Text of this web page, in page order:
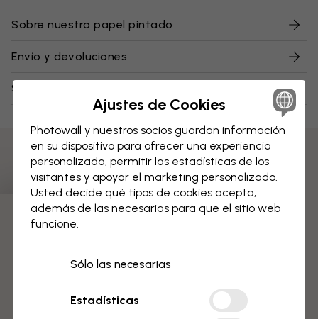
Sobre nuestro papel pintado
Envío y devoluciones
Sobre nuestras muestras
Ajustes de Cookies
Photowall y nuestros socios guardan información
en su dispositivo para ofrecer una experiencia
personalizada, permitir las estadísticas de los
visitantes y apoyar el marketing personalizado.
Usted decide qué tipos de cookies acepta,
además de las necesarias para que el sitio web
funcione.
Sólo las necesarias
Estadísticas